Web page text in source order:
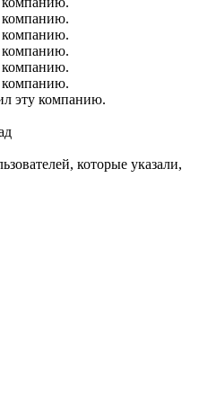
компанию.
компанию.
компанию.
компанию.
компанию.
эту компанию.
которые указали,